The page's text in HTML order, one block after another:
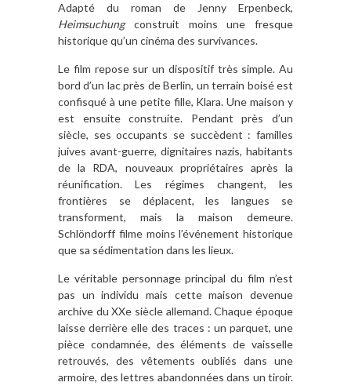
Adapté du roman de Jenny Erpenbeck,
Heimsuchungconstruit moins une fresque
historique qu’un cinéma des survivances.
Le film repose sur un dispositif très simple. Au
bord d’un lac près de Berlin, un terrain boisé est
confisqué à une petite fille, Klara. Une maison y
est ensuite construite. Pendant près d’un
siècle, ses occupants se succèdent : familles
juives avant-guerre, dignitaires nazis, habitants
de la RDA, nouveaux propriétaires après la
réunification. Les régimes changent, les
frontières se déplacent, les langues se
transforment, mais la maison demeure.
Schlöndorff filme moins l’événement historique
que sa sédimentation dans les lieux.
Le véritable personnage principal du film n’est
pas un individu mais cette maison devenue
archive du XXe siècle allemand. Chaque époque
laisse derrière elle des traces : un parquet, une
pièce condamnée, des éléments de vaisselle
retrouvés, des vêtements oubliés dans une
armoire, des lettres abandonnées dans un tiroir.